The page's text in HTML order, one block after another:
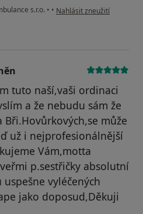
s.r.o. • • podle názoru uživatele
Nahlásit zneužití
tuto naší,vaši ordinaci
a že nebudu sám že
může
už i nejprofesionálnější
Vám,motta
p.sestřičky absolutní
vyléčených
jako doposud,Děkuji